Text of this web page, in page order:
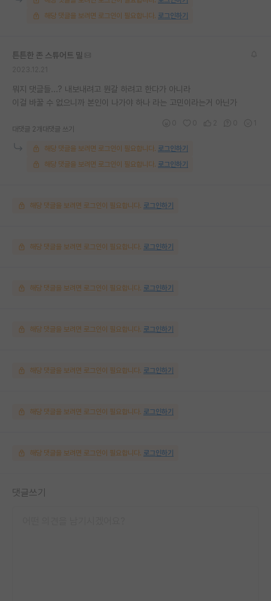
해당 댓글을 보려면 로그인이 필요합니다. 로그인하기
튼튼한 존 스튜어트 밀
뭐지 댓글들...? 내보내려고 뭔갈 하려고 한다가 아니라
이걸 바꿀 수 없으니까 본인이 나가야 하나 라는 고민이라는거 아닌가
대댓글 2개 대댓글 쓰기
해당 댓글을 보려면 로그인이 필요합니다. 로그인하기
해당 댓글을 보려면 로그인이 필요합니다. 로그인하기
해당 댓글을 보려면 로그인이 필요합니다. 로그인하기
해당 댓글을 보려면 로그인이 필요합니다. 로그인하기
해당 댓글을 보려면 로그인이 필요합니다. 로그인하기
해당 댓글을 보려면 로그인이 필요합니다. 로그인하기
해당 댓글을 보려면 로그인이 필요합니다. 로그인하기
해당 댓글을 보려면 로그인이 필요합니다. 로그인하기
해당 댓글을 보려면 로그인이 필요합니다. 로그인하기
댓글쓰기